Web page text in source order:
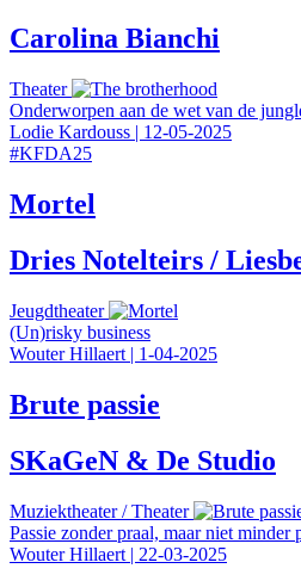
Carolina Bianchi
Theater
Onderworpen aan de wet van de
Lodie Kardouss | 12-05-2025
#KFDA25
Mortel
Dries Notelteirs /
Jeugdtheater
(Un)risky business
Wouter Hillaert | 1-04-2025
Brute passie
SKaGeN & De Studio
Muziektheater /Theater
Passie zonder praal, maar niet minder
Wouter Hillaert | 22-03-2025